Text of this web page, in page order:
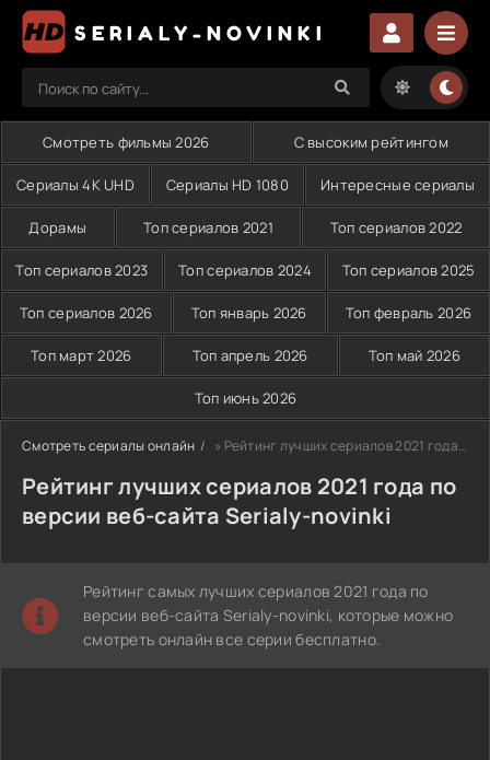
SERIALY-NOVINKI
Смотреть фильмы 2026 С высоким рейтингом
Сериалы 4K UHD Сериалы HD 1080 Интересные сериалы
Дорамы Топ сериалов 2021 Топ сериалов 2022
Топ сериалов 2023 Топ сериалов 2024 Топ сериалов 2025
Топ сериалов 2026 Топ январь 2026 Топ февраль 2026
Топ март 2026 Топ апрель 2026 Топ май 2026
Топ июнь 2026
Смотреть сериалы онлайн » Рейтинг лучших сериалов 2021 года по версии веб-сайта Serialy-novinki
Рейтинг лучших сериалов 2021 года по
версии веб-сайта Serialy-novinki
Рейтинг самых лучших сериалов 2021 года по
версии веб-сайта Serialy-novinki, которые можно
смотреть онлайн все серии бесплатно.